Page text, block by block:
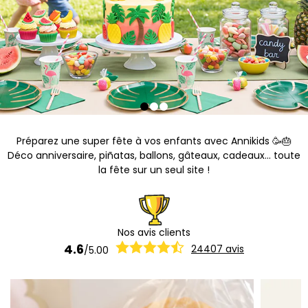
Préparez une super fête à vos enfants avec Annikids 🥳🎂
Déco anniversaire, piñatas, ballons, gâteaux, cadeaux... toute
la fête sur un seul site !
Nos avis clients
4.6/5.00 24407 avis